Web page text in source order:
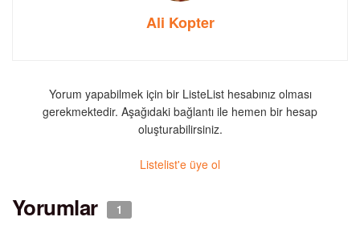
Ali Kopter
Yorum yapabilmek için bir ListeList hesabınız olması
gerekmektedir. Aşağıdaki bağlantı ile hemen bir hesap
oluşturabilirsiniz.
Listelist'e üye ol
Yorumlar 1